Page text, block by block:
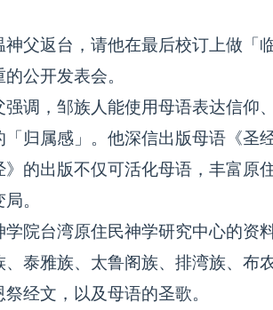
返台，请他在最后校订上做「
公开发表会。
，邹族人能使用母语表达信仰
归属感」。他深信出版母语《圣
的出版不仅可活化母语，丰富原
。
台湾原住民神学研究中心的资
泰雅族、太鲁阁族、排湾族、布
经文，以及母语的圣歌。